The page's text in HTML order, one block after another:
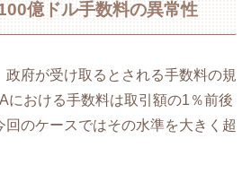
億ドル手数料の異常性
府が受け取るとされる手数料の規
における手数料は取引額の1％前後
回のケースではその水準を大きく超